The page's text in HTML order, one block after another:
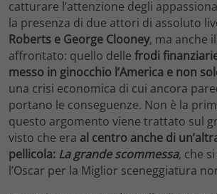
catturare l’attenzione degli
la presenza di due attori di assoluto
Roberts e George Clooney, ma anche
affrontato: quello delle frodi
messo in ginocchio l’America e non
una crisi economica di cui ancora
portano le conseguenze. Non è la
questo argomento viene trattato sul
visto che era al centro anche di
pellicola: La grande scommessa, che
l’Oscar per la Miglior sceneggiatura